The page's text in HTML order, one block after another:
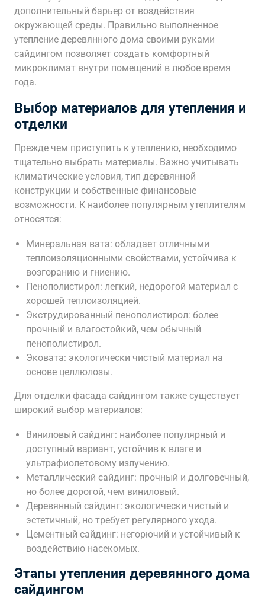
дополнительный барьер от воздействия
окружающей среды. Правильно выполненное
утепление деревянного дома своими руками
сайдингом позволяет создать комфортный
микроклимат внутри помещений в любое время
года.
Выбор материалов для утепления и
отделки
Прежде чем приступить к утеплению, необходимо
тщательно выбрать материалы. Важно учитывать
климатические условия, тип деревянной
конструкции и собственные финансовые
возможности. К наиболее популярным утеплителям
относятся:
Минеральная вата: обладает отличными
теплоизоляционными свойствами, устойчива к
возгоранию и гниению.
Пенополистирол: легкий, недорогой материал с
хорошей теплоизоляцией.
Экструдированный пенополистирол: более
прочный и влагостойкий, чем обычный
пенополистирол.
Эковата: экологически чистый материал на
основе целлюлозы.
Для отделки фасада сайдингом также существует
широкий выбор материалов:
Виниловый сайдинг: наиболее популярный и
доступный вариант, устойчив к влаге и
ультрафиолетовому излучению.
Металлический сайдинг: прочный и долговечный,
но более дорогой, чем виниловый.
Деревянный сайдинг: экологически чистый и
эстетичный, но требует регулярного ухода.
Цементный сайдинг: негорючий и устойчивый к
воздействию насекомых.
Этапы утепления деревянного дома
сайдингом